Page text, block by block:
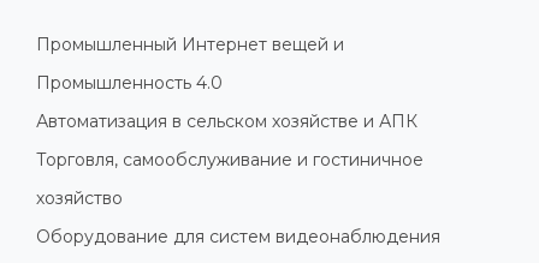
Промышленный Интернет вещей и
Промышленность 4.0
Автоматизация в сельском хозяйстве и АПК
Торговля, самообслуживание и гостиничное
хозяйство
Оборудование для систем видеонаблюдения